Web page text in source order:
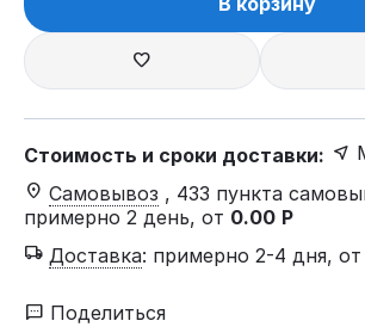
Стоимость и сроки доставки:
Самовывоз , 433 пункта
примерно 2 день, от 0.00 Р
Доставка: примерно 2-4 дня, от
Поделиться